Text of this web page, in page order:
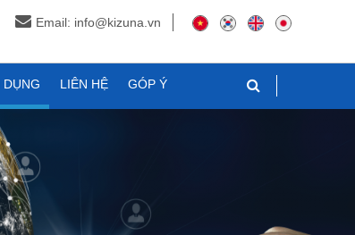
Email: info@kizuna.vn
LIÊN HỆ GÓP Ý